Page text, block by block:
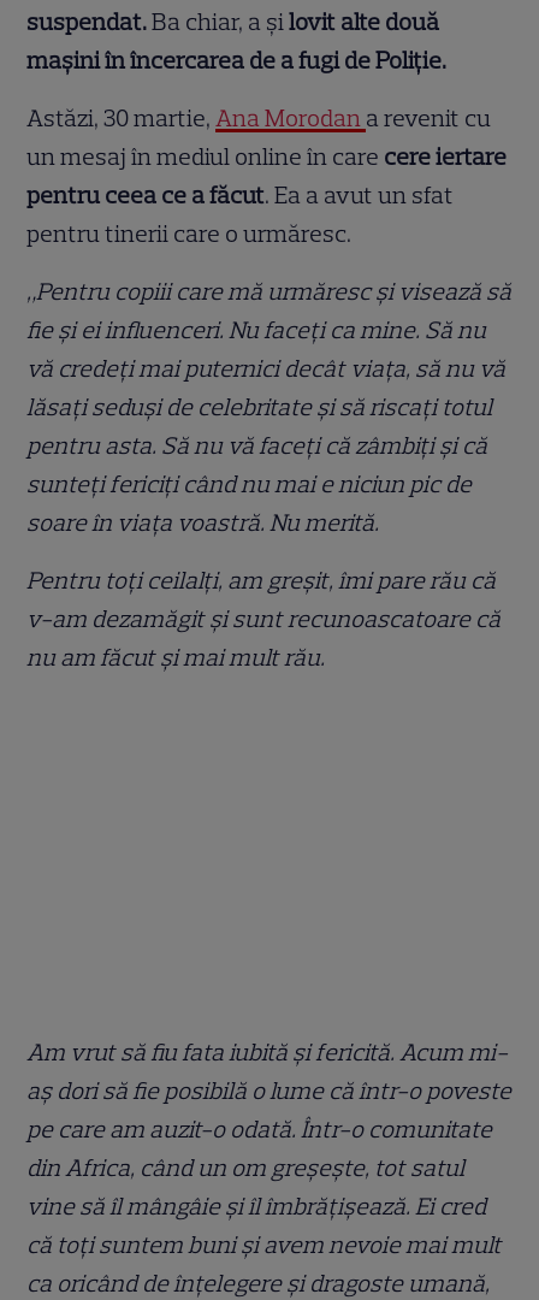
suspendat.Ba chiar, a șilovit alte două
mașini în încercarea de a fugi de Poliție.
Astăzi, 30 martie,Ana Morodan a revenit cu
un mesaj în mediul online în care cere iertare
pentru ceea ce a făcut. Ea a avut un sfat
pentru tinerii care o urmăresc.
„Pentru copiii care mă urmăresc și visează să
fie și ei influenceri. Nu faceți ca mine. Să nu
vă credeți mai puternici decât viața, să nu vă
lăsați seduși de celebritate și să riscați totul
pentru asta. Să nu vă faceți că zâmbiți și că
sunteți fericiți când nu mai e niciun pic de
soare în viața voastră. Nu merită.
Pentru toți ceilalți, am greșit, îmi pare rău că
v-am dezamăgit și sunt recunoascatoare că
nu am făcut și mai mult rău.
Am vrut să fiu fata iubită și fericită. Acum mi-
aș dori să fie posibilă o lume că într-o poveste
pe care am auzit-o odată. Într-o comunitate
din Africa, când un om greșește, tot satul
vine să îl mângâie și îl îmbrățișează. Ei cred
că toți suntem buni și avem nevoie mai mult
ca oricând de înțelegere și dragoste umană,